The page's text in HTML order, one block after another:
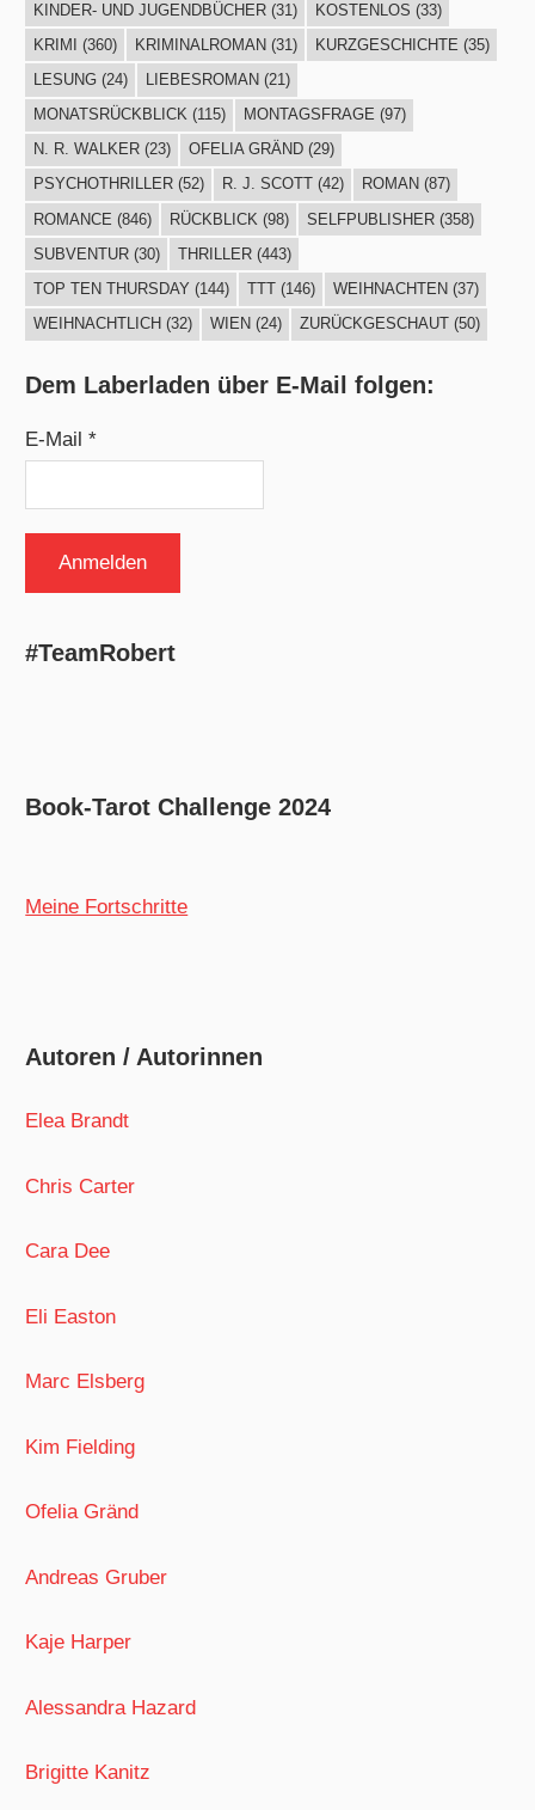
KINDER- UND JUGENDBÜCHER(31) KOSTENLOS (33)
KRIMI (360) KRIMINALROMAN(31) KURZGESCHICHTE (35)
LESUNG(24) LIEBESROMAN (21)
MONATSRÜCKBLICK(115) MONTAGSFRAGE (97)
N. R. WALKER(23) OFELIA GRÄND(29)
PSYCHOTHRILLER(52) R. J. SCOTT(42) ROMAN (87)
ROMANCE (846) RÜCKBLICK (98) SELFPUBLISHER(358)
SUBVENTUR(30) THRILLER(443)
TOP TEN THURSDAY (144) TTT(146) WEIHNACHTEN (37)
WEIHNACHTLICH (32) WIEN (24) ZURÜCKGESCHAUT(50)
Dem Laberladen über E-Mail folgen:
E-Mail *
#TeamRobert
Book-Tarot Challenge 2024
Meine Fortschritte
Autoren / Autorinnen
Elea Brandt
Chris Carter
Cara Dee
Eli Easton
Marc Elsberg
Kim Fielding
Ofelia Gränd
Andreas Gruber
Kaje Harper
Alessandra Hazard
Brigitte Kanitz